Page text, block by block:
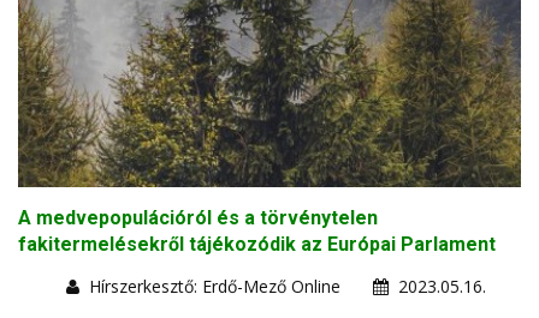
A medvepopulációról és a törvénytelen
fakitermelésekről tájékozódik az Európai Parlament
Hírszerkesztő: Erdő-Mező Online
2023.05.16.